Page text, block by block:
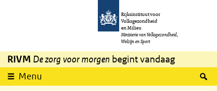
Overslaan en naar de inhoud gaan
Rijksinstituut voor
Volksgezondheid
en Milieu
Ministerie van Volksgezondheid,
Welzijn en Sport
RIVM De zorg voor morgen begint vandaag
Menu